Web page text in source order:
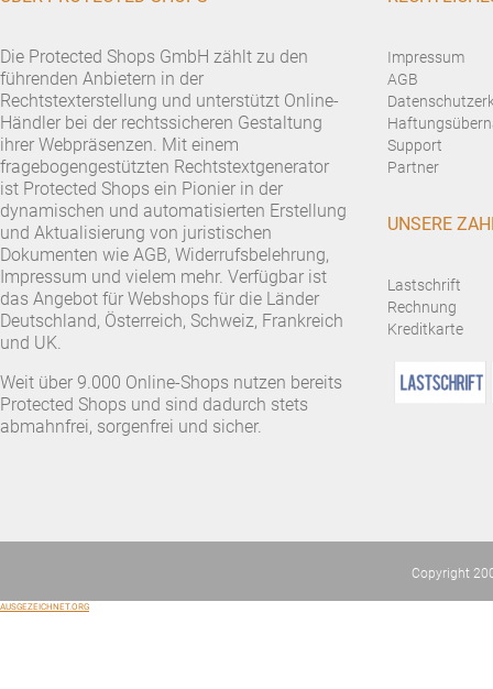
Die Protected Shops GmbH zählt zu den
führenden Anbietern in der
Rechtstexterstellung und unterstützt Online-
Händler bei der rechtssicheren Gestaltung
ihrer Webpräsenzen. Mit einem
fragebogengestützten Rechtstextgenerator
ist Protected Shops ein Pionier in der
dynamischen und automatisierten Erstellung
und Aktualisierung von juristischen
Dokumenten wie AGB, Widerrufsbelehrung,
Impressum und vielem mehr. Verfügbar ist
das Angebot für Webshops für die Länder
Deutschland, Österreich, Schweiz, Frankreich
und UK.
Weit über 9.000 Online-Shops nutzen bereits
Protected Shops und sind dadurch stets
abmahnfrei, sorgenfrei und sicher.
Impressum
AGB
Support
Partner
UNSERE
Lastschrift
Rechnung
Kreditkarte
Copyright
AUSGEZEICHNET.ORG